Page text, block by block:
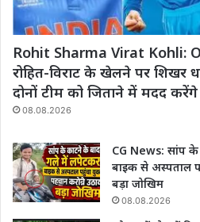
Rohit Sharma Virat Kohli:
रोहित-विराट के खेलने पर शिखर
दोनों टीम को जिताने में मदद करेंगे
08.08.2026
CG News: सांप
बाइक से अस्पताल
बड़ा जोखिम
08.08.2026